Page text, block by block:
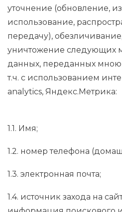
уточнение (обновление,
использование,
передачу),
уничтожение следующих
данных, переданных
т.ч. с использованием
analytics, Яндекс.Метрика:
1.1. Имя;
1.2. номер телефона
1.3. электронная почта;
1.4. источник захода на